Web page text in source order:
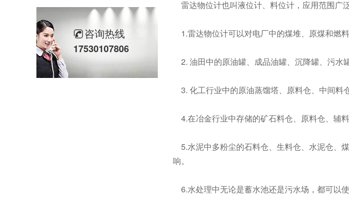
雷达物位计也叫液位计、料位计，应用范围广
1.雷达物位计可以对电厂中的煤堆、原煤和燃
2. 油田中的原油罐、成品油罐、沉降罐、污水
3. 化工行业中的原油蒸馏塔、原料仓、中间料
4.在冶金行业中存储的矿石料仓、原料仓、辅
5.水泥中多粉尘的石料仓、生料仓、水泥仓、
响。
6.水处理中无论是蓄水池还是污水场，都可以使
咨询热线
17530107806